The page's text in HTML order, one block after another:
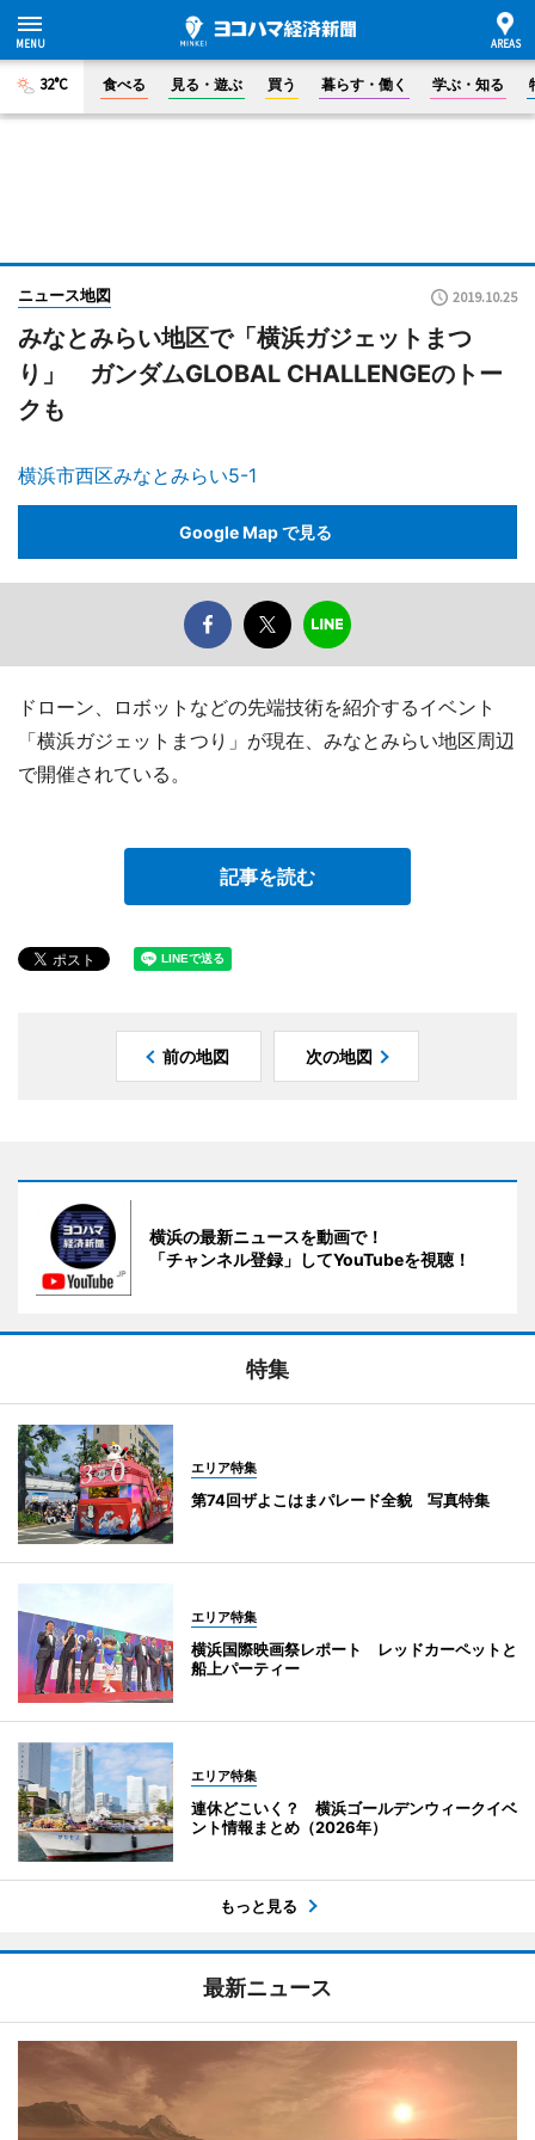
32°C 食べる 見る・遊ぶ 買う 暮らす・働く 学ぶ・知る
ニュース地図 2019.10.25
みなとみらい地区で「横浜ガジェットまつ
り」 ガンダムGLOBAL CHALLENGEのトー
クも
横浜市西区みなとみらい5-1
Google Map で見る
ドローン、ロボットなどの先端技術を紹介するイベント
「横浜ガジェットまつり」が現在、みなとみらい地区周辺
で開催されている。
記事を読む
前の地図 次の地図
横浜の最新ニュースを動画で！
「チャンネル登録」してYouTubeを視聴！
特集
エリア特集
第74回ザよこはまパレード全貌 写真特集
エリア特集
横浜国際映画祭レポート レッドカーペットと
船上パーティー
エリア特集
連休どこいく？ 横浜ゴールデンウィークイベ
ント情報まとめ（2026年）
もっと見る
最新ニュース